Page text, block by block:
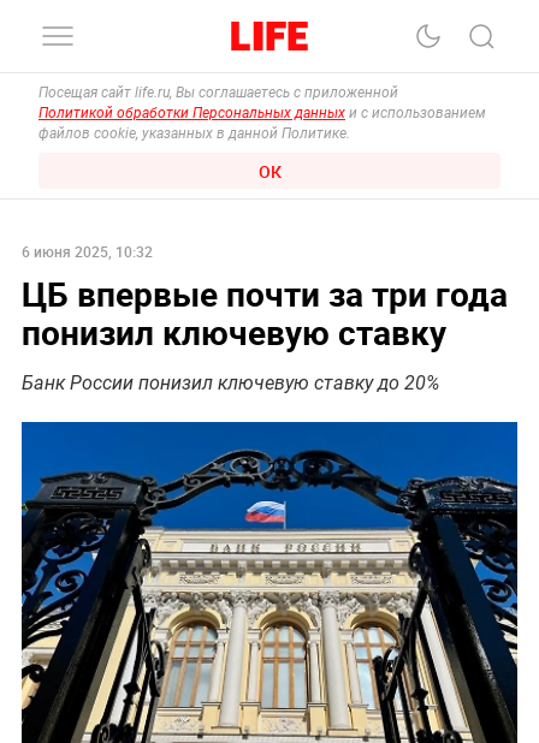
Посещая сайт life.ru, Вы соглашаетесь с приложенной
Политикой обработки Персональных данных и с использованием
файлов cookie, указанных в данной Политике.
ОК
6 июня 2025, 10:32
ЦБ впервые почти за три года
понизил ключевую ставку
Банк России понизил ключевую ставку до 20%